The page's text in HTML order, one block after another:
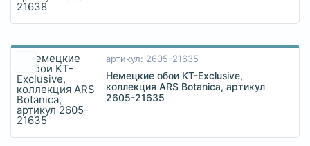
артикул: 2605-21635
Немецкие обои KT-Exclusive,
коллекция ARS Botanica, артикул
2605-21635